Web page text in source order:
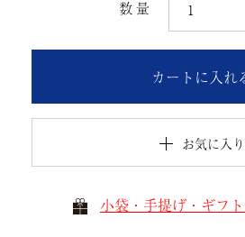
お気に入り
カートに入れ
小袋・手提げ・ギフ